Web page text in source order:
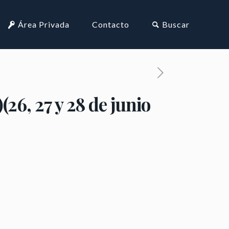
Área Privada Contacto Buscar
27 y 28 de junio